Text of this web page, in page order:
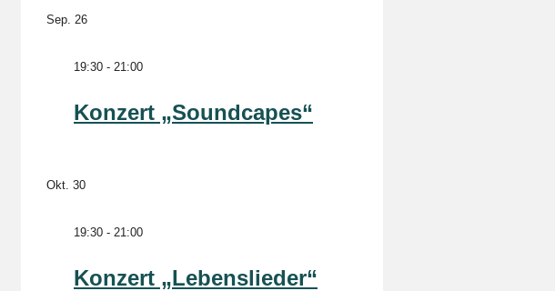
Sep. 26
19:30 - 21:00
Konzert „Soundcapes“
Okt. 30
19:30 - 21:00
Konzert „Lebenslieder“